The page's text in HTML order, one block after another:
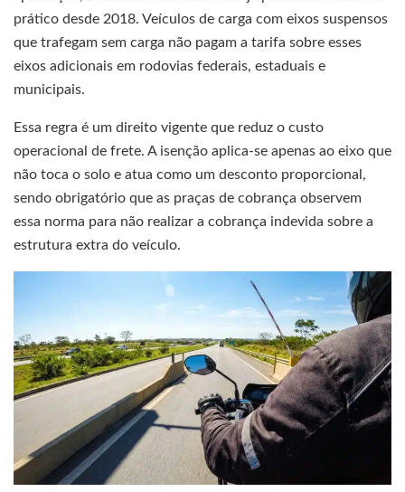
prático desde 2018. Veículos de carga com eixos suspensos
que trafegam sem carga não pagam a tarifa sobre esses
eixos adicionais em rodovias federais, estaduais e
municipais.
Essa regra é um direito vigente que reduz o custo
operacional de frete. A isenção aplica-se apenas ao eixo que
não toca o solo e atua como um desconto proporcional,
sendo obrigatório que as praças de cobrança observem
essa norma para não realizar a cobrança indevida sobre a
estrutura extra do veículo.